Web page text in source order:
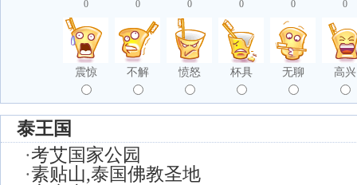
0
震惊
0
不解
0
愤怒
0
杯具
0
无聊
0
高兴
泰王国
·考艾国家公园
·素贴山,泰国佛教圣地